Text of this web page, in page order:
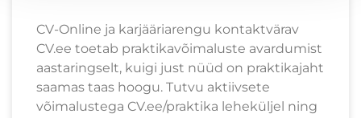
CV-Online ja karjääriarengu kontaktvärav
CV.ee toetab praktikavõimaluste avardumist
aastaringselt, kuigi just nüüd on praktikajaht
saamas taas hoogu. Tutvu aktiivsete
võimalustega CV.ee/praktika leheküljel ning